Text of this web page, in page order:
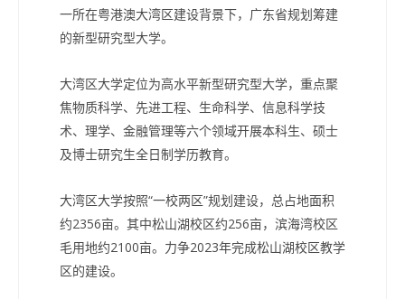
一所在粤港澳大湾区建设背景下，广东省规划筹建
的新型研究型大学。
大湾区大学定位为高水平新型研究型大学，重点聚
焦物质科学、先进工程、生命科学、信息科学技
术、理学、金融管理等六个领域开展本科生、硕士
及博士研究生全日制学历教育。
大湾区大学按照“一校两区”规划建设，总占地面积
约2356亩。其中松山湖校区约256亩，滨海湾校区
毛用地约2100亩。力争2023年完成松山湖校区教学
区的建设。